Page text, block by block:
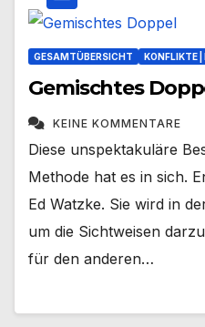
GESAMTÜBERSICHT KONFLIKTE
Gemischtes
KEINE KOMMENTARE
Diese unspektakuläre
Methode hat es in sich.
Ed Watzke. Sie wird in
um die Sichtweisen
für den anderen…